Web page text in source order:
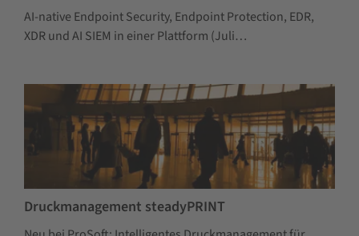
AI-native Endpoint Security, Endpoint Protection, EDR,
XDR und AI SIEM in einer Plattform (Juli…
Druckmanagement steadyPRINT